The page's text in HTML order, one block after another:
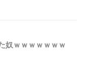
奴ｗｗｗｗｗｗｗ